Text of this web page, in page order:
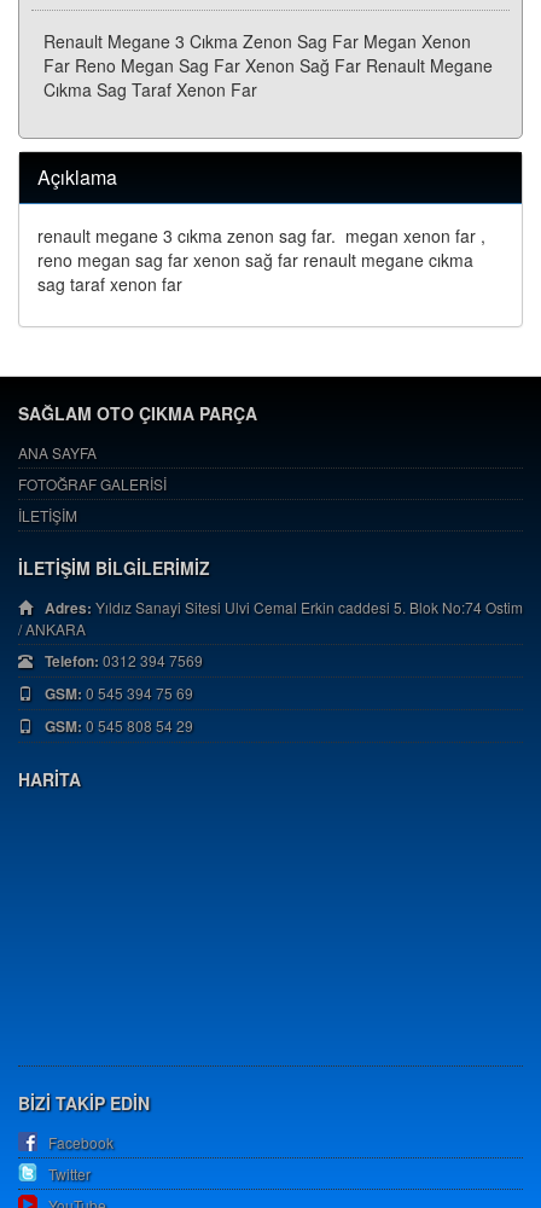
Renault Megane 3 Cıkma Zenon Sag Far Megan Xenon
Far Reno Megan Sag Far Xenon Sağ Far Renault Megane
Cıkma Sag Taraf Xenon Far
Açıklama
renault megane 3 cıkma zenon sag far. megan xenon far ,
reno megan sag far xenon sağ far renault megane cıkma
sag taraf xenon far
SAĞLAM OTO ÇIKMA PARÇA
ANA SAYFA
FOTOĞRAF GALERİSİ
İLETİŞİM
İLETİŞİM BİLGİLERİMİZ
Adres:Yıldız Sanayi Sitesi Ulvi Cemal Erkin caddesi 5. Blok No:74 Ostim
/ ANKARA
Telefon:0312 394 7569
GSM:0 545 394 75 69
GSM:0 545 808 54 29
HARİTA
BİZİ TAKİP EDİN
Facebook
Twitter